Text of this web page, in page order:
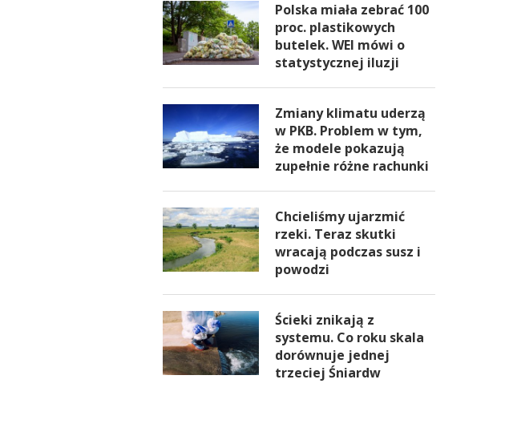
Polska miała zebrać 100
proc. plastikowych
butelek. WEI mówi o
statystycznej iluzji
Zmiany klimatu uderzą
w PKB. Problem w tym,
że modele pokazują
zupełnie różne rachunki
Chcieliśmy ujarzmić
rzeki. Teraz skutki
wracają podczas susz i
powodzi
Ścieki znikają z
systemu. Co roku skala
dorównuje jednej
trzeciej Śniardw